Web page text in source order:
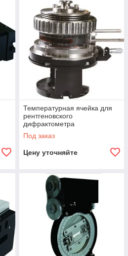
Температурная ячейка для
рентгеновского
дифрактометра
Под заказ
Цену уточняйте